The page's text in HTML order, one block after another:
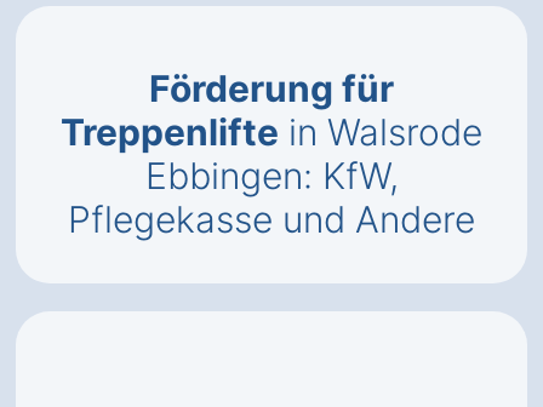
Förderung für
Treppenlifte in Walsrode
Ebbingen: KfW,
Pflegekasse und Andere